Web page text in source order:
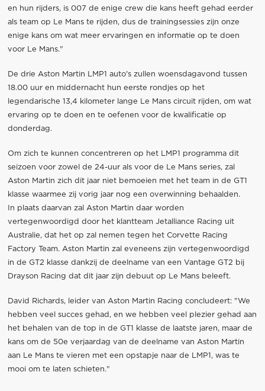
en hun rijders, is 007 de enige crew die kans heeft gehad eerder
als team op Le Mans te rijden, dus de trainingsessies zijn onze
enige kans om wat meer ervaringen en informatie op te doen
voor Le Mans."
De drie Aston Martin LMP1 auto's zullen woensdagavond tussen
18.00 uur en middernacht hun eerste rondjes op het
legendarische 13,4 kilometer lange Le Mans circuit rijden, om wat
ervaring op te doen en te oefenen voor de kwalificatie op
donderdag.
Om zich te kunnen concentreren op het LMP1 programma dit
seizoen voor zowel de 24-uur als voor de Le Mans series, zal
Aston Martin zich dit jaar niet bemoeien met het team in de GT1
klasse waarmee zij vorig jaar nog een overwinning behaalden.
In plaats daarvan zal Aston Martin daar worden
vertegenwoordigd door het klantteam Jetalliance Racing uit
Australie, dat het op zal nemen tegen het Corvette Racing
Factory Team. Aston Martin zal eveneens zijn vertegenwoordigd
in de GT2 klasse dankzij de deelname van een Vantage GT2 bij
Drayson Racing dat dit jaar zijn debuut op Le Mans beleeft.
David Richards, leider van Aston Martin Racing concludeert: "We
hebben veel succes gehad, en we hebben veel plezier gehad aan
het behalen van de top in de GT1 klasse de laatste jaren, maar de
kans om de 50e verjaardag van de deelname van Aston Martin
aan Le Mans te vieren met een opstapje naar de LMP1, was te
mooi om te laten schieten."